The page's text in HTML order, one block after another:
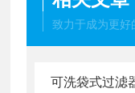
致力于成为更好
可洗袋式过滤